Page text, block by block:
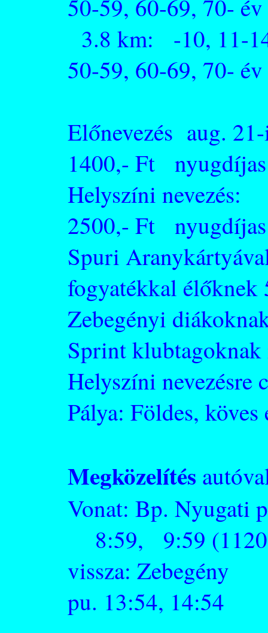
50-59, 60-69, 70- év
3.8 km: -10, 11-
50-59, 60-69, 70- év
Előnevezés aug.
1400,- Ft
Helyszíni
2500,- Ft
Spuri
fogyatékkal élőknek
Zebegényi
Sprint klubtagoknak
Helyszíni
Pálya: Földes,
Megközelítés
Vonat: Bp.
8:59, 9:59
vissza:
pu. 13:54, 14:54